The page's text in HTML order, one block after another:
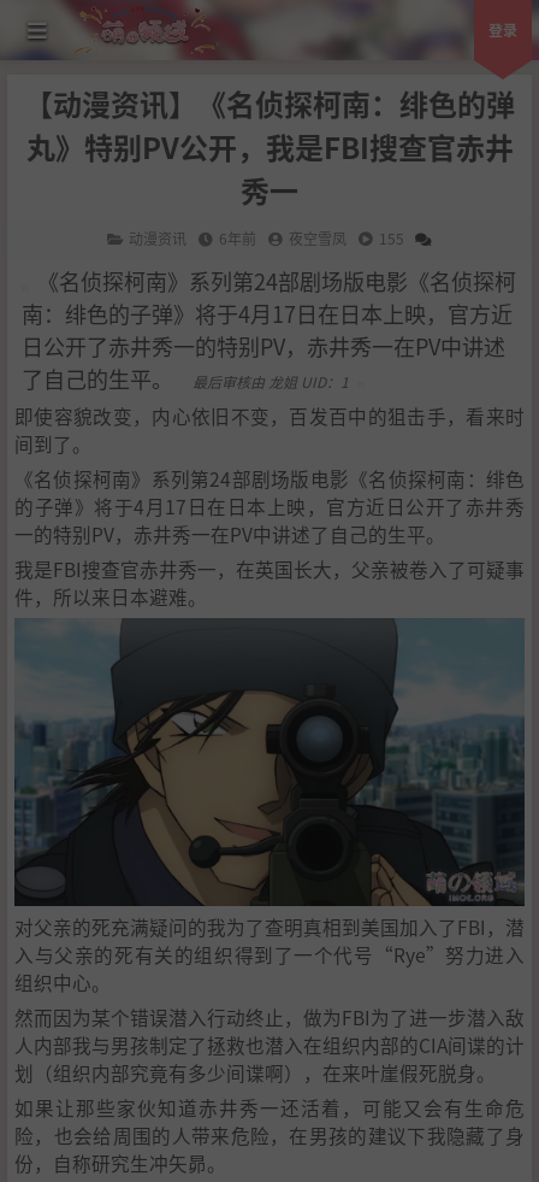
登录
【动漫资讯】《名侦探柯南：绯色的弹
丸》特别PV公开，我是FBI搜查官赤井
秀一
动漫资讯 6年前 夜空雪凤 155
《名侦探柯南》系列第24部剧场版电影《名侦探柯
南：绯色的子弹》将于4月17日在日本上映，官方近
日公开了赤井秀一的特别PV，赤井秀一在PV中讲述
了自己的生平。
最后审核由 龙姐 UID：1
即使容貌改变，内心依旧不变，百发百中的狙击手，看来时
间到了。
《名侦探柯南》系列第24部剧场版电影《名侦探柯南：绯色
的子弹》将于4月17日在日本上映，官方近日公开了赤井秀
一的特别PV，赤井秀一在PV中讲述了自己的生平。
我是FBI搜查官赤井秀一，在英国长大，父亲被卷入了可疑事
件，所以来日本避难。
对父亲的死充满疑问的我为了查明真相到美国加入了FBI，潜
入与父亲的死有关的组织得到了一个代号“Rye”努力进入
组织中心。
然而因为某个错误潜入行动终止，做为FBI为了进一步潜入敌
人内部我与男孩制定了拯救也潜入在组织内部的CIA间谍的计
划（组织内部究竟有多少间谍啊），在来叶崖假死脱身。
如果让那些家伙知道赤井秀一还活着，可能又会有生命危
险，也会给周围的人带来危险，在男孩的建议下我隐藏了身
份，自称研究生冲矢昴。